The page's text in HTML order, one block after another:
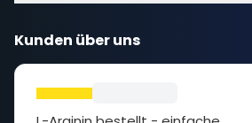
Kunden über uns